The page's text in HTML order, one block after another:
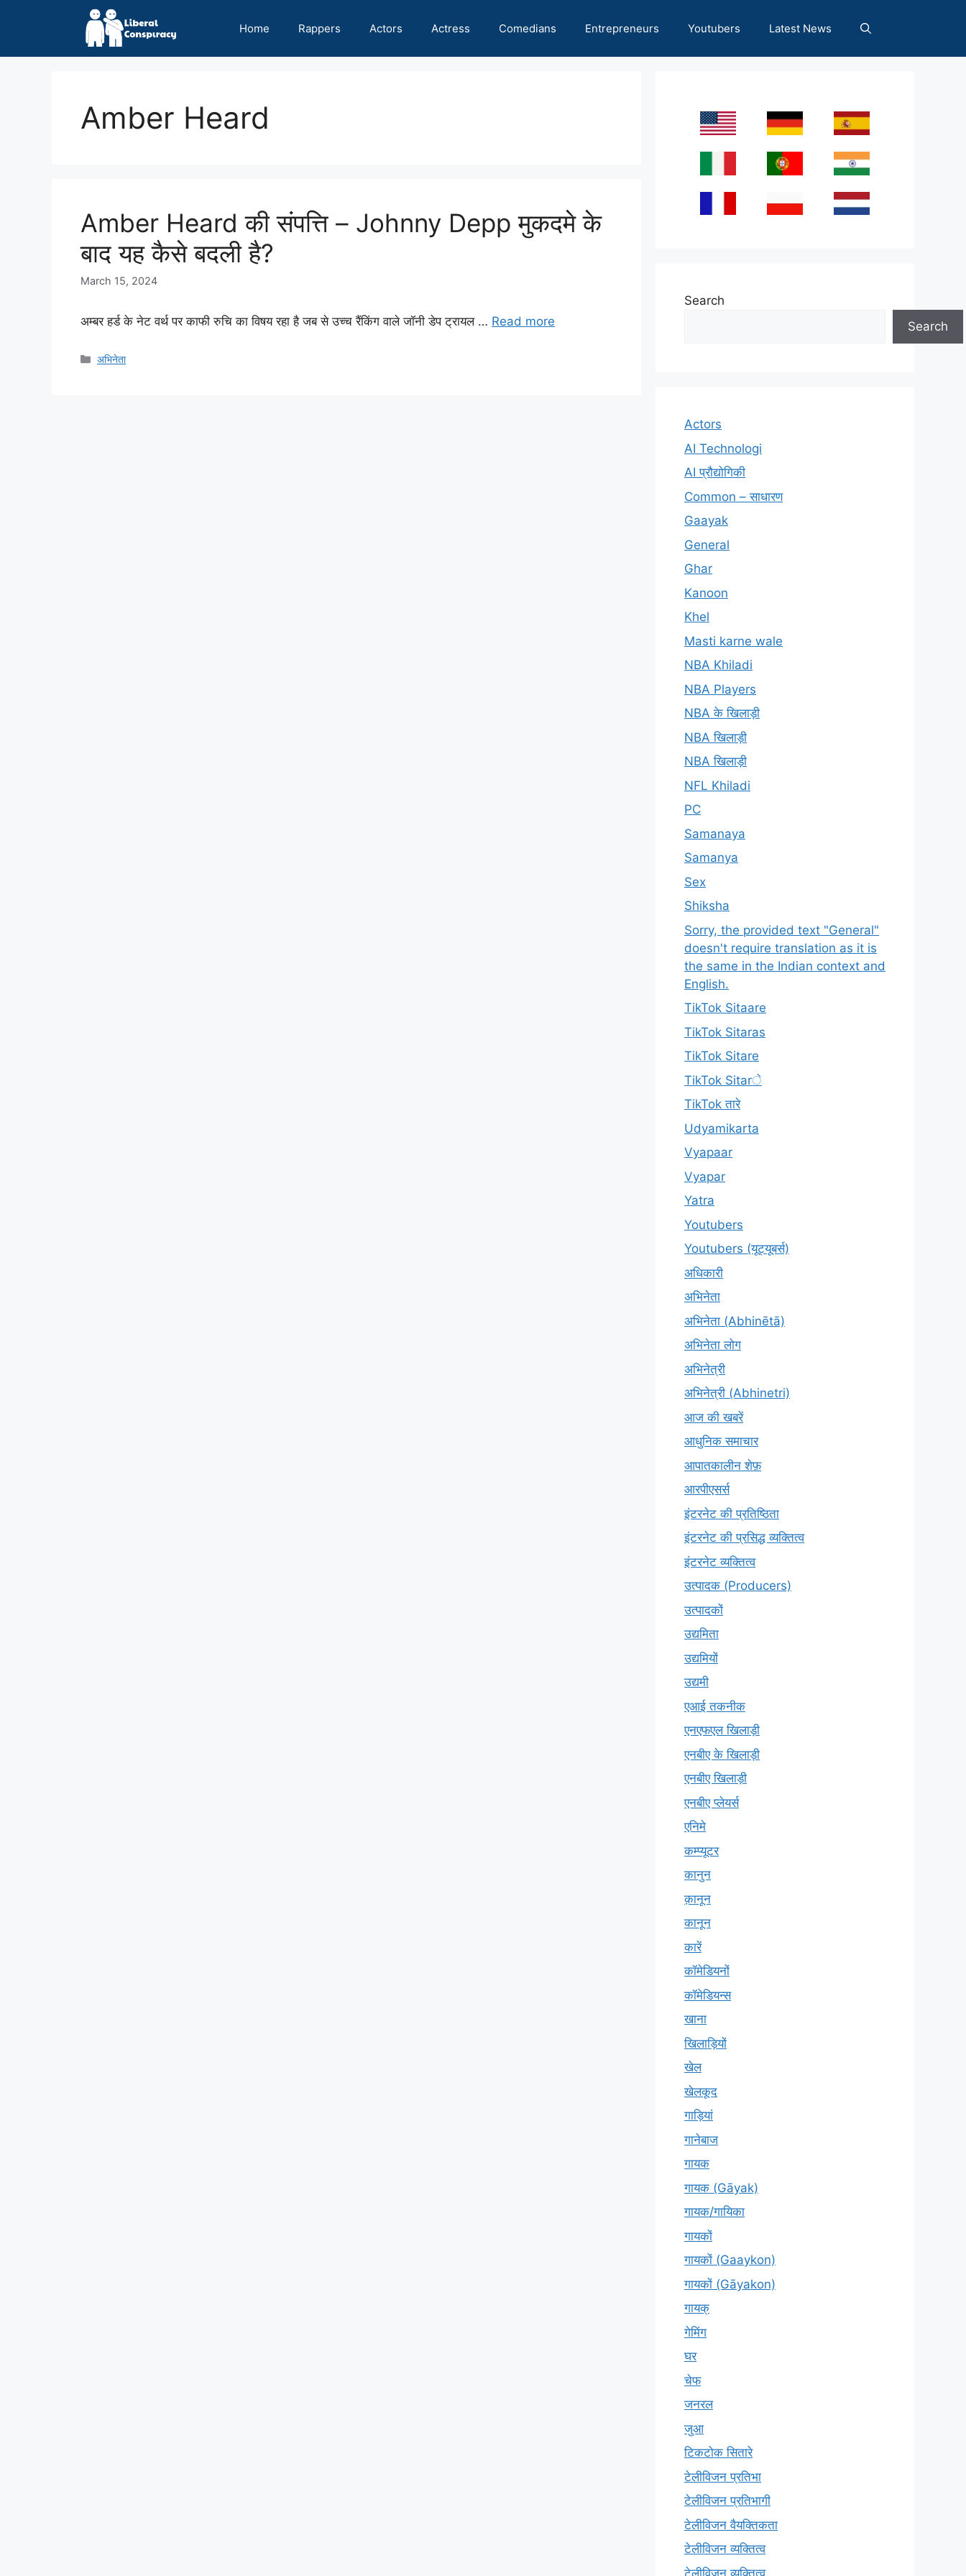
Home Rappers Actors Actress Comedians Entrepreneurs Youtubers Latest News
Amber Heard
Amber Heard की संपत्ति – Johnny Depp मुकदमे के
बाद यह कैसे बदली है?
March 15, 2024
अम्बर हर्ड के नेट वर्थ पर काफी रुचि का विषय रहा है जब से उच्च रैंकिंग वाले जॉनी डेप ट्रायल … Read more
Categories
अभिनेता
Search
Search
Actors
AI Technologi
AI प्रौद्योगिकी
Common – साधारण
Gaayak
General
Ghar
Kanoon
Khel
Masti karne wale
NBA Khiladi
NBA Players
NBA के खिलाड़ी
NBA खिलाड़ी
NBA खिलाड़ी
NFL Khiladi
PC
Samanaya
Samanya
Sex
Shiksha
Sorry, the provided text "General"
doesn't require translation as it is
the same in the Indian context and
English.
TikTok Sitaare
TikTok Sitaras
TikTok Sitare
TikTok Sitarे
TikTok तारे
Udyamikarta
Vyapaar
Vyapar
Yatra
Youtubers
Youtubers (यूट्यूबर्स)
अधिकारी
अभिनेता
अभिनेता (Abhinētā)
अभिनेता लोग
अभिनेत्री
अभिनेत्री (Abhinetri)
आज की खबरें
आधुनिक समाचार
आपातकालीन शेफ़
आरपीएसर्स
इंटरनेट की प्रतिष्ठिता
इंटरनेट की प्रसिद्ध व्यक्तित्व
इंटरनेट व्यक्तित्व
उत्पादक (Producers)
उत्पादकों
उद्यमिता
उद्यमियों
उद्यमी
एआई तकनीक
एनएफएल खिलाड़ी
एनबीए के खिलाड़ी
एनबीए खिलाड़ी
एनबीए प्लेयर्स
एनिमे
कम्प्यूटर
कानुन
क़ानून
कानून
कारें
कॉमेडियनों
कॉमेडियन्स
खाना
खिलाड़ियों
खेल
खेलकूद
गाड़ियां
गानेबाज
गायक
गायक (Gāyak)
गायक/गायिका
गायकों
गायकों (Gaaykon)
गायकों (Gāyakon)
गायक्
गेमिंग
घर
चेफ
जनरल
जुआ
टिकटोक सितारे
टेलीविजन प्रतिभा
टेलीविजन प्रतिभागी
टेलीविजन वैयक्तिकता
टेलीविजन व्यक्तित्व
टेलीविज़न व्यक्तित्व